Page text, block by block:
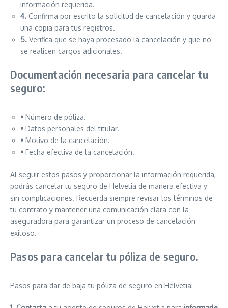
información requerida.
4. Confirma por escrito la solicitud de cancelación y guarda
una copia para tus registros.
5. Verifica que se haya procesado la cancelación y que no
se realicen cargos adicionales.
Documentación necesaria para cancelar tu
seguro:
• Número de póliza.
• Datos personales del titular.
• Motivo de la cancelación.
• Fecha efectiva de la cancelación.
Al seguir estos pasos y proporcionar la información requerida,
podrás cancelar tu seguro de Helvetia de manera efectiva y
sin complicaciones. Recuerda siempre revisar los términos de
tu contrato y mantener una comunicación clara con la
aseguradora para garantizar un proceso de cancelación
exitoso.
Pasos para cancelar tu póliza de seguro.
Pasos para dar de baja tu póliza de seguro en Helvetia: